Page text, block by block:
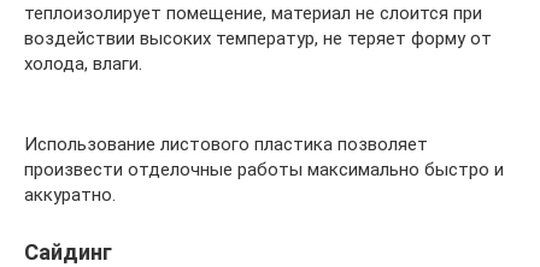
теплоизолирует помещение, материал не слоится при
воздействии высоких температур, не теряет форму от
холода, влаги.
Использование листового пластика позволяет
произвести отделочные работы максимально быстро и
аккуратно.
Сайдинг